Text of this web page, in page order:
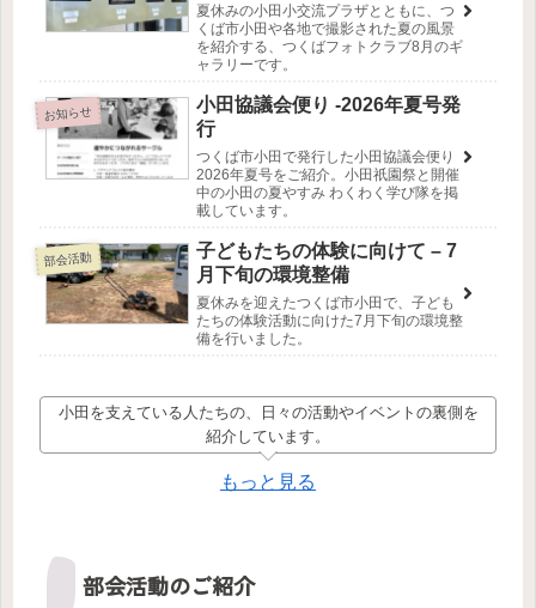
夏休みの小田小交流プラザとともに、つ
くば市小田や各地で撮影された夏の風景
を紹介する、つくばフォトクラブ8月のギ
ャラリーです。
お知らせ
小田協議会便り -2026年夏号発
行
つくば市小田で発行した小田協議会便り
2026年夏号をご紹介。小田祇園祭と開催
中の小田の夏やすみ わくわく学び隊を掲
載しています。
部会活動
子どもたちの体験に向けて – 7
月下旬の環境整備
夏休みを迎えたつくば市小田で、子ども
たちの体験活動に向けた7月下旬の環境整
備を行いました。
小田を支えている人たちの、日々の活動やイベントの裏側を
紹介しています。
もっと見る
部会活動のご紹介